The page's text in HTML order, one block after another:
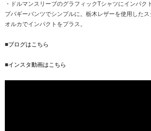
・ドルマンスリーブのグラフィックTシャツにインパク
プバギーパンツでシンプルに。栃木レザーを使用した
オルカでインパクトをプラス。
■ブログはこちら
■インスタ動画はこちら